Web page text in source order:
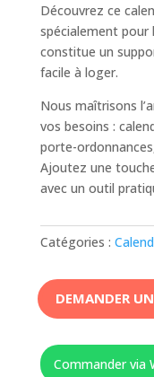
Découvrez ce
spécialement pour
constitue un
facile à loger.
Nous maîtrisons
vos besoins :
porte-
Ajoutez une
avec un outil
Catégories :
DEMANDER
Commander via